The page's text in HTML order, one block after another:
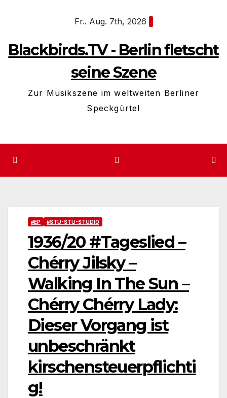
Fr.. Aug. 7th, 2026
Blackbirds.TV - Berlin fletscht
seine Szene
Zur Musikszene im weltweiten Berliner
Speckgürtel
#EP #STU-STU-STUDIO
1936/20 #Tageslied –
Chérry Jilsky –
Walking In The Sun –
Chérry Chérry Lady:
Dieser Vorgang ist
unbeschränkt
kirschensteuerpflichti
g!